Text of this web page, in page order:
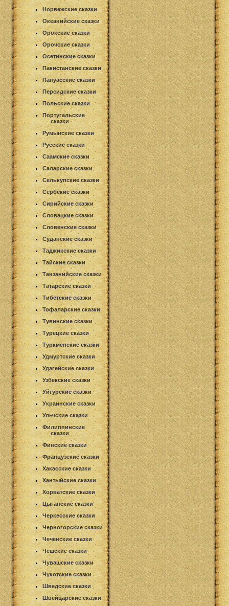
Норвежские сказки
Океанийские сказки
Орокские сказки
Орочские сказки
Осетинские сказки
Пакистанские сказки
Папуасские сказки
Персидские сказки
Польские сказки
Португальские
сказки
Румынские сказки
Русские сказки
Саамские сказки
Саларские сказки
Селькупские сказки
Сербские сказки
Сирийские сказки
Словацкие сказки
Словенские сказки
Суданские сказки
Таджикские сказки
Тайские сказки
Танзанийские сказки
Татарские сказки
Тибетские сказки
Тофаларские сказки
Тувинские сказки
Турецкие сказки
Туркменские сказки
Удмуртские сказки
Удэгейские сказки
Узбекские сказки
Уйгурские сказки
Украинские сказки
Ульчские сказки
Филиппинские
сказки
Финские сказки
Французские сказки
Хакасские сказки
Хантыйские сказки
Хорватские сказки
Цыганские сказки
Черкесские сказки
Черногорские сказки
Чеченские сказки
Чешские сказки
Чувашские сказки
Чукотские сказки
Шведские сказки
Швейцарские сказки